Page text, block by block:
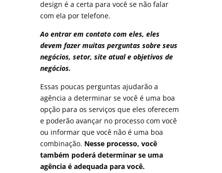
design é a certa para você se não falar
com ela por telefone.
Ao entrar em contato com eles, eles
devem fazer muitas perguntas sobre seus
negócios, setor, site atual e objetivos de
negócios.
Essas poucas perguntas ajudarão a
agência a determinar se você é uma boa
opção para os serviços que eles oferecem
e poderão avançar no processo com você
ou informar que você não é uma boa
combinação. Nesse processo, você
também poderá determinar se uma
agência é adequada para você.